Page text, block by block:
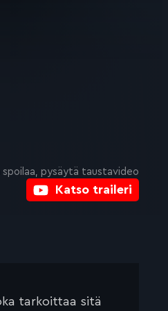
Katso traileri
spoilaa, pysäytä taustavideo
tarkoittaa sitä